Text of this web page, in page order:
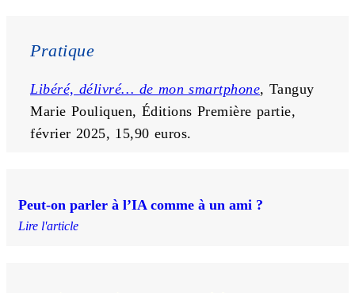
Pratique
Libéré, délivré… de mon smartphone, Tanguy
Marie Pouliquen, Éditions Première partie,
février 2025, 15,90 euros.
Peut-on parler à l’IA comme à un ami ?
Lire l'article